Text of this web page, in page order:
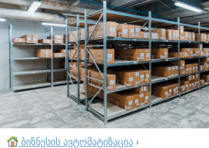
ბიზნესის ავტომატიზაცია ›